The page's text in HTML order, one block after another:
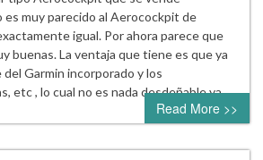
es muy parecido al Aerocockpit de
igual. Por ahora parece que
buenas. La ventaja que tiene es que ya
Garmin incorporado y los
etc , lo cual no es nada desdeñable ya…
Read More >>